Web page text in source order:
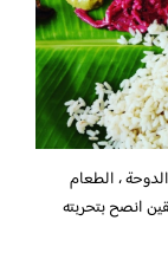
، الطعام
انصح بتحربته